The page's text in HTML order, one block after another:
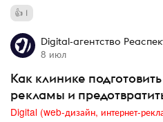
1
Digital-агентство
8 июл
Как клинике
рекламы и